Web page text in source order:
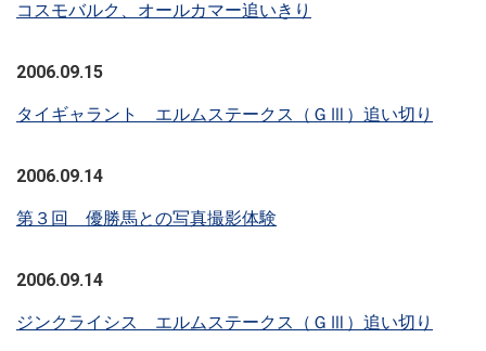
コスモバルク、オールカマー追いきり
2006.09.15
タイギャラント エルムステークス（ＧⅢ）追い切り
2006.09.14
第３回 優勝馬との写真撮影体験
2006.09.14
ジンクライシス エルムステークス（ＧⅢ）追い切り